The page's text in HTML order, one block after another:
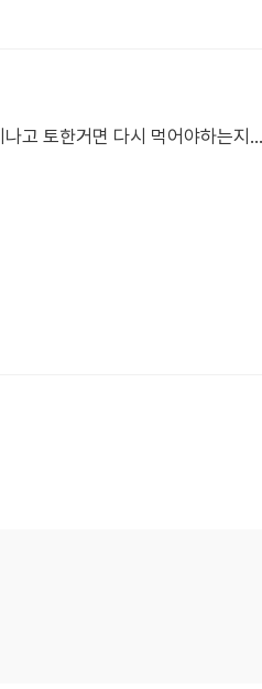
고 토한거면 다시 먹어야하는지